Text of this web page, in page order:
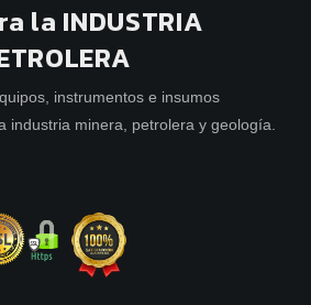
la INDUSTRIA
instrumentos e insumos
industria minera, petrolera y geología.